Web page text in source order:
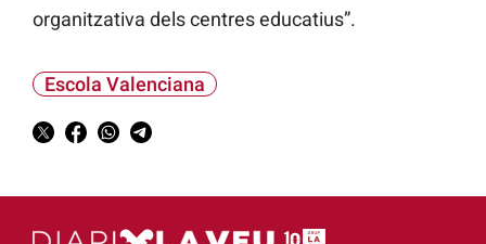
organitzativa dels centres educatius”.
Escola Valenciana